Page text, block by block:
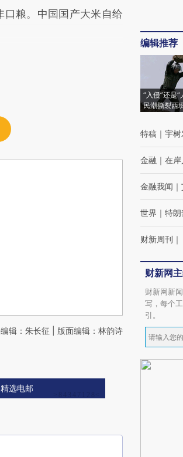
粮。中国国产大米自给
辑：朱长征 | 版面编辑：林韵诗
选电邮
编辑推荐
“入侵”还是
民潮撕裂西
特稿 ｜ 宇
金融 ｜ 在
金融我闻 ｜
世界 ｜ 特朗
财新周刊 ｜
财新网
财新网新
写，每个
引。